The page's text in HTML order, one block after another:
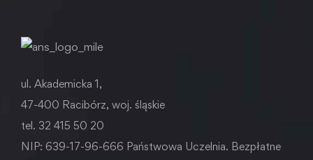
ul. Akademicka 1,
47-400 Racibórz, woj. śląskie
tel. 32 415 50 20
NIP: 639-17-96-666 Państwowa Uczelnia. Bezpłatne